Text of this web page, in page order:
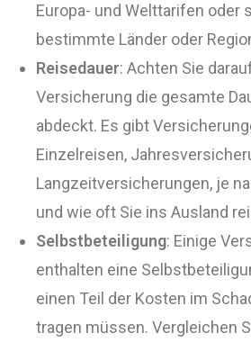
Europa- und Welttarifen oder
bestimmte Länder oder
Reisedauer: Achten Sie
Versicherung die gesamte
abdeckt. Es gibt
Einzelreisen,
Langzeitversicherungen, je
und wie oft Sie ins Ausland
Selbstbeteiligung: Einige
enthalten eine
einen Teil der Kosten im
tragen müssen. Vergleichen